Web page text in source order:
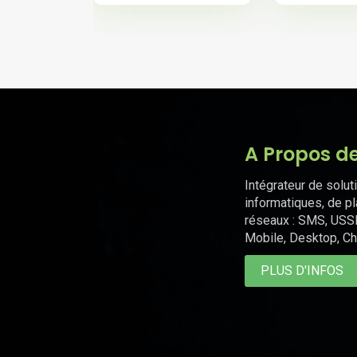
A Propos
Intégrateur de
informatiques, de
réseaux : SMS,
Mobile, Desktop,
PLUS D'INFOS